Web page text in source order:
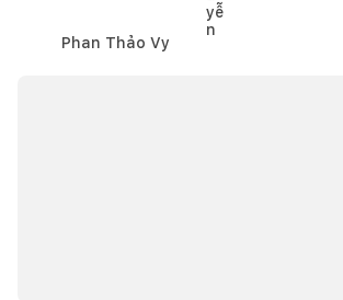
Phan Thảo Vy